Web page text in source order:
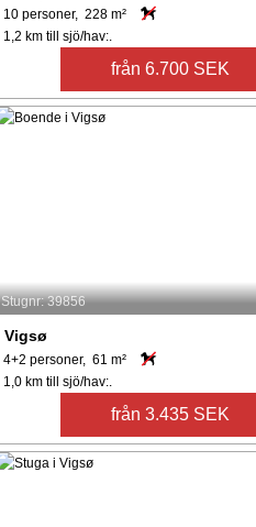
10 personer, 228 m²
1,2 km till sjö/hav:.
från 6.700 SEK
Stugnr: 39856
Vigsø
4+2 personer, 61 m²
1,0 km till sjö/hav:.
från 3.435 SEK